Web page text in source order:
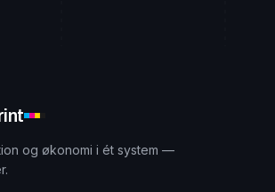
og økonomi i ét system —